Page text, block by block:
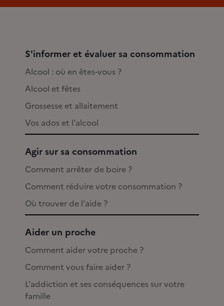
S'informer et évaluer sa consommation
Alcool : où en êtes-vous ?
Alcool et fêtes
Grossesse et allaitement
Vos ados et l'alcool
Agir sur sa consommation
Comment arrêter de boire ?
Comment réduire votre consommation ?
Où trouver de l'aide ?
Aider un proche
Comment aider votre proche ?
Comment vous faire aider ?
L'addiction et ses conséquences sur votre
famille